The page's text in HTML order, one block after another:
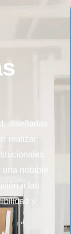
diseñadas
realizar
notable
a las
y